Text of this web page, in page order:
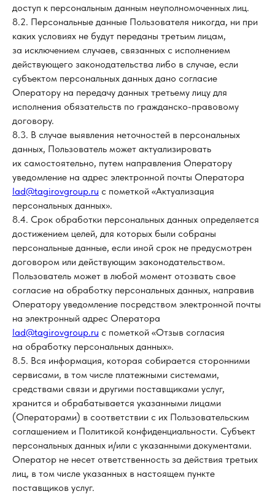
доступ к персональным данным неуполномоченных лиц.
8.2. Персональные данные Пользователя никогда, ни при
каких условиях не будут переданы третьим лицам,
за исключением случаев, связанных с исполнением
действующего законодательства либо в случае, если
субъектом персональных данных дано согласие
Оператору на передачу данных третьему лицу для
исполнения обязательств по гражданско-правовому
договору.
8.3. В случае выявления неточностей в персональных
данных, Пользователь может актуализировать
их самостоятельно, путем направления Оператору
уведомление на адрес электронной почты Оператора
lad@tagirovgroup.ru с пометкой «Актуализация
персональных данных».
8.4. Срок обработки персональных данных определяется
достижением целей, для которых были собраны
персональные данные, если иной срок не предусмотрен
договором или действующим законодательством.
Пользователь может в любой момент отозвать свое
согласие на обработку персональных данных, направив
Оператору уведомление посредством электронной почты
на электронный адрес Оператора
lad@tagirovgroup.ru с пометкой «Отзыв согласия
на обработку персональных данных».
8.5. Вся информация, которая собирается сторонними
сервисами, в том числе платежными системами,
средствами связи и другими поставщиками услуг,
хранится и обрабатывается указанными лицами
(Операторами) в соответствии с их Пользовательским
соглашением и Политикой конфиденциальности. Субъект
персональных данных и/или с указанными документами.
Оператор не несет ответственность за действия третьих
лиц, в том числе указанных в настоящем пункте
поставщиков услуг.